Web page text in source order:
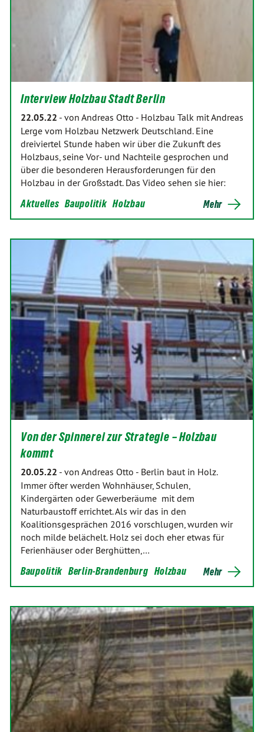
Interview Holzbau Stadt Berlin
22.05.22 - von Andreas Otto - Holzbau Talk mit Andreas
Lerge vom Holzbau Netzwerk Deutschland. Eine
dreiviertel Stunde haben wir über die Zukunft des
Holzbaus, seine Vor- und Nachteile gesprochen und
über die besonderen Herausforderungen für den
Holzbau in der Großstadt. Das Video sehen sie hier:
Aktuelles Baupolitik Holzbau Mehr
Von der Spinnerei zur Strategie – Holzbau
kommt
20.05.22 - von Andreas Otto - Berlin baut in Holz.
Immer öfter werden Wohnhäuser, Schulen,
Kindergärten oder Gewerberäume mit dem
Naturbaustoff errichtet. Als wir das in den
Koalitionsgesprächen 2016 vorschlugen, wurden wir
noch milde belächelt. Holz sei doch eher etwas für
Ferienhäuser oder Berghütten,…
Baupolitik Berlin-Brandenburg Holzbau Mehr